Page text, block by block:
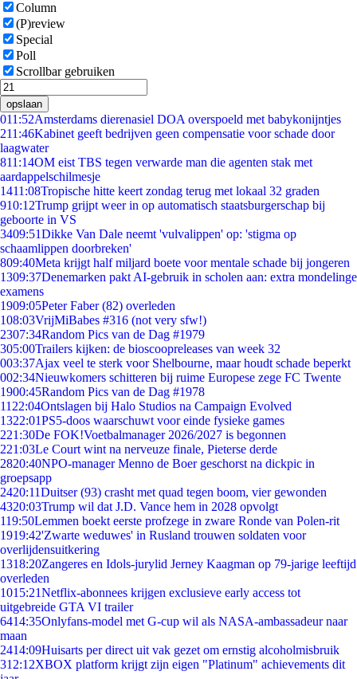
Column
(P)review
Special
Poll
Scrollbar gebruiken
opslaan
011:52Amsterdams dierenasiel DOA overspoeld met babykonijntjes
211:46Kabinet geeft bedrijven geen compensatie voor schade door
laagwater
811:14OM eist TBS tegen verwarde man die agenten stak met
aardappelschilmesje
1411:08Tropische hitte keert zondag terug met lokaal 32 graden
910:12Trump grijpt weer in op automatisch staatsburgerschap bij
geboorte in VS
3409:51Dikke Van Dale neemt 'vulvalippen' op: 'stigma op
schaamlippen doorbreken'
809:40Meta krijgt half miljard boete voor mentale schade bij jongeren
1309:37Denemarken pakt AI-gebruik in scholen aan: extra mondelinge
examens
1909:05Peter Faber (82) overleden
108:03VrijMiBabes #316 (not very sfw!)
2307:34Random Pics van de Dag #1979
305:00Trailers kijken: de bioscoopreleases van week 32
003:37Ajax veel te sterk voor Shelbourne, maar houdt schade beperkt
002:34Nieuwkomers schitteren bij ruime Europese zege FC Twente
1900:45Random Pics van de Dag #1978
11 22:04Ontslagen bij Halo Studios na Campaign Evolved
1322:01PS5-doos waarschuwt voor einde fysieke games
221:30De FOK!Voetbalmanager 2026/2027 is begonnen
221:03Le Court wint na nerveuze finale, Pieterse derde
2820:40NPO-manager Menno de Boer geschorst na dickpic in
groepsapp
2420:11Duitser (93) crasht met quad tegen boom, vier gewonden
4320:03Trump wil dat J.D. Vance hem in 2028 opvolgt
119:50Lemmen boekt eerste profzege in zware Ronde van Polen-rit
1919:42'Zwarte weduwes' in Rusland trouwen soldaten voor
overlijdensuitkering
1318:20Zangeres en Idols-jurylid Jerney Kaagman op 79-jarige leeftijd
overleden
1015:21Netflix-abonnees krijgen exclusieve early access tot
uitgebreide GTA VI trailer
6414:35Onlyfans-model met G-cup wil als NASA-ambassadeur naar
maan
2414:09Huisarts per direct uit vak gezet om ernstig alcoholmisbruik
312:12XBOX platform krijgt zijn eigen "Platinum" achievements dit